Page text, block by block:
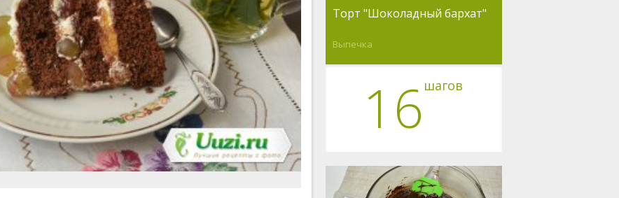
Торт "Шоколадный бархат"
Выпечка
16 шагов